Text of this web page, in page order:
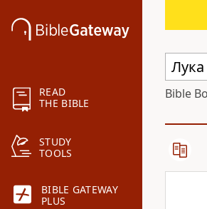
READ
THE BIBLE
STUDY
TOOLS
BIBLE GATEWAY
PLUS
Bible